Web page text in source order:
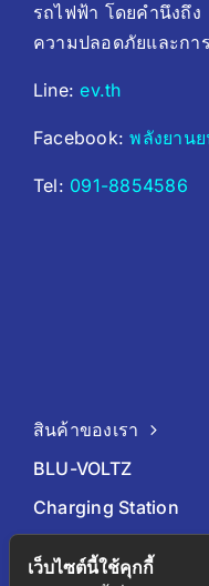
รถไฟฟ้า โดยคํานึงถึง
ความปลอดภัยและกา
Line:ev.th
Facebook:พลังยาน
Tel: 091-8854586
สินค้าของเรา
BLU-VOLTZ
Charging Station
เว็บไซต์นี้ใช้คุกกี้